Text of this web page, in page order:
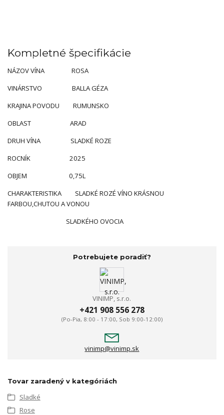
Kompletné špecifikácie
NÁZOV VÍNA ROSA
VINÁRSTVO BALLA GÉZA
KRAJINA POVODU RUMUNSKO
OBLAST ARAD
DRUH VÍNA SLADKÉ ROZE
ROCNÍK 2025
OBJEM 0,75L
CHARAKTERISTIKA SLADKÉ ROZÉ VÍNO KRÁSNOU
FARBOU,CHUTOU A VONOU
SLADKÉHO OVOCIA
Potrebujete poradiť?
VINIMP, s.r.o.
+421 908 556 278
(Po-Pia, 8:00 - 17:00, Sob 9:00-12:00)
vinimp@vinimp.sk
Tovar zaradený v kategóriách
Sladké
Rose